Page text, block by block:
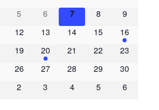
5 6 7 8
9
12 13 14 15
16
19 20 21 22
23
26 27 28 29
30
2 3 4 5 6